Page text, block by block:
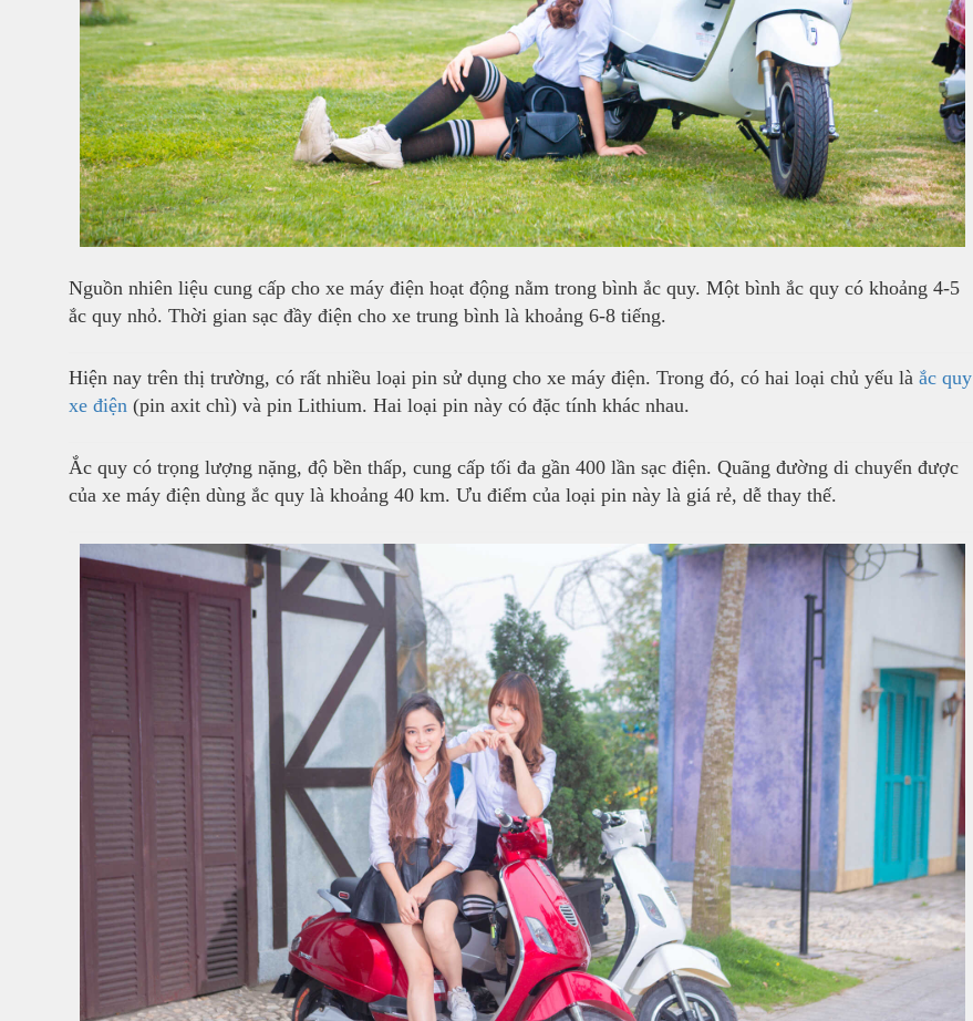
Nguồn nhiên liệu cung cấp cho xe máy điện hoạt động nằm trong bình ắc quy. Một bình ắc quy có khoảng 4-5
ắc quy nhỏ. Thời gian sạc đầy điện cho xe trung bình là khoảng 6-8 tiếng.
Hiện nay trên thị trường, có rất nhiều loại pin sử dụng cho xe máy điện. Trong đó, có hai loại chủ yếu là ắc quy
xe điện (pin axit chì) và pin Lithium. Hai loại pin này có đặc tính khác nhau.
Ắc quy có trọng lượng nặng, độ bền thấp, cung cấp tối đa gần 400 lần sạc điện. Quãng đường di chuyển được
của xe máy điện dùng ắc quy là khoảng 40 km. Ưu điểm của loại pin này là giá rẻ, dễ thay thế.